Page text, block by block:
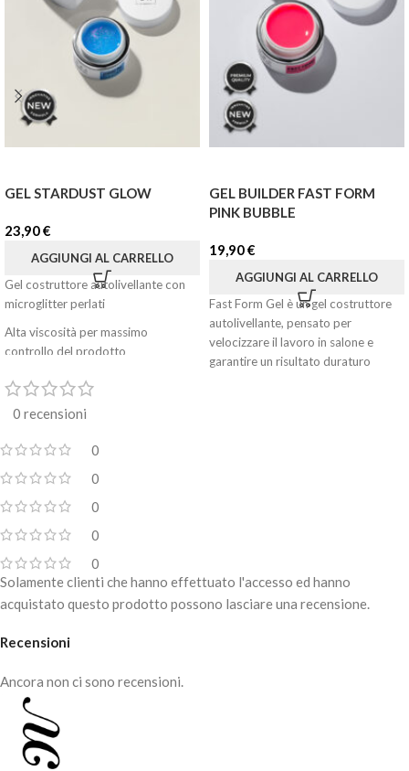
GEL STARDUST GLOW
23,90€
AGGIUNGI AL CARRELLO
Gel costruttore autolivellante con
microglitter perlati
Alta viscosità per massimo
controllo del prodotto
Nuova formula potenziata e
performante
Effetto perlato luminoso che cambia
con la luce
Polimerizzazione LED 48W – 90
e rinforzo strutturale
Allungamenti medi ed estremi
GEL BUILDER FAST FORM
PINK BUBBLE
19,90€
AGGIUNGI AL CARRELLO
Fast Form Gel è un gel costruttore
autolivellante, pensato per
velocizzare il lavoro in salone e
garantire un risultato duraturo
0 recensioni
0
0
0
0
0
Recensioni
Ancora non ci sono recensioni.
Solamente clienti che hanno effettuato l'accesso ed hanno
acquistato questo prodotto possono lasciare una recensione.